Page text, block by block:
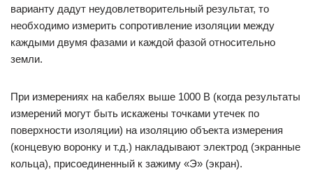
варианту дадут неудовлетворительный результат, то
необходимо измерить сопротивление изоляции между
каждыми двумя фазами и каждой фазой относительно
земли.
При измерениях на кабелях выше 1000 В (когда результаты
измерений могут быть искажены точками утечек по
поверхности изоляции) на изоляцию объекта измерения
(концевую воронку и т.д.) накладывают электрод (экранные
кольца), присоединенный к зажиму «Э» (экран).